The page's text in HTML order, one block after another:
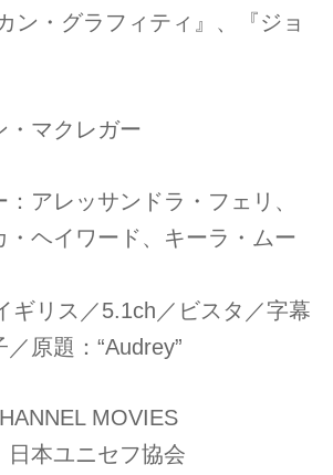
ン・グラフィティ』、『ジョ
・マクレガー
アレッサンドラ・フェリ、
・ヘイワード、キーラ・ムー
ギリス／5.1ch／ビスタ／字幕
原題：“Audrey”
MOVIES
日本ユニセフ協会